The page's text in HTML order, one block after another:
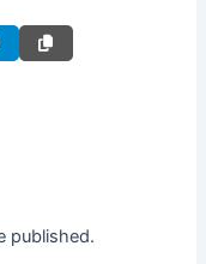
published.